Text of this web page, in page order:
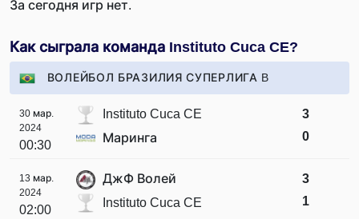
За сегодня игр нет.
Как сыграла команда Instituto Cuca CE?
ВОЛЕЙБОЛ БРАЗИЛИЯ СУПЕРЛИГА B
30 мар.
2024
00:30
Instituto Cuca CE
Маринга
3
0
13 мар.
2024
02:00
ДжФ Волей
Instituto Cuca CE
3
1